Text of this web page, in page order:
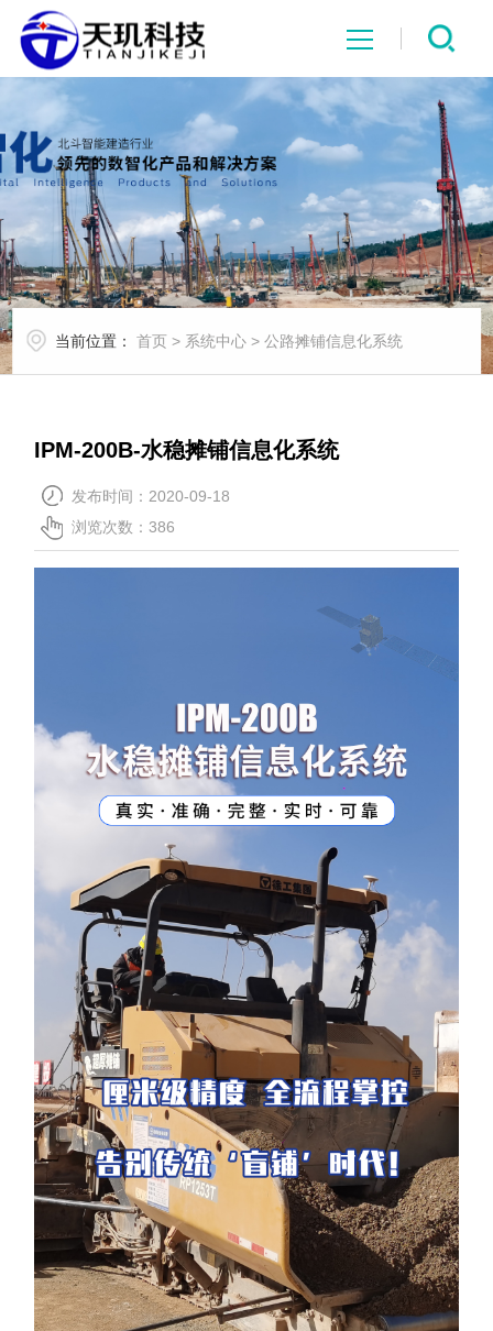
网站首页
系统中心
解决方案
项目案例
产品中心
行业资讯
当前位置： 首页 > 系统中心 >公路摊铺信息化系统
IPM-200B-水稳摊铺信息化系统
发布时间：2020-09-18
浏览次数：386